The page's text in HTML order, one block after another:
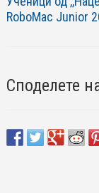
RoboМac Junior
Споделете